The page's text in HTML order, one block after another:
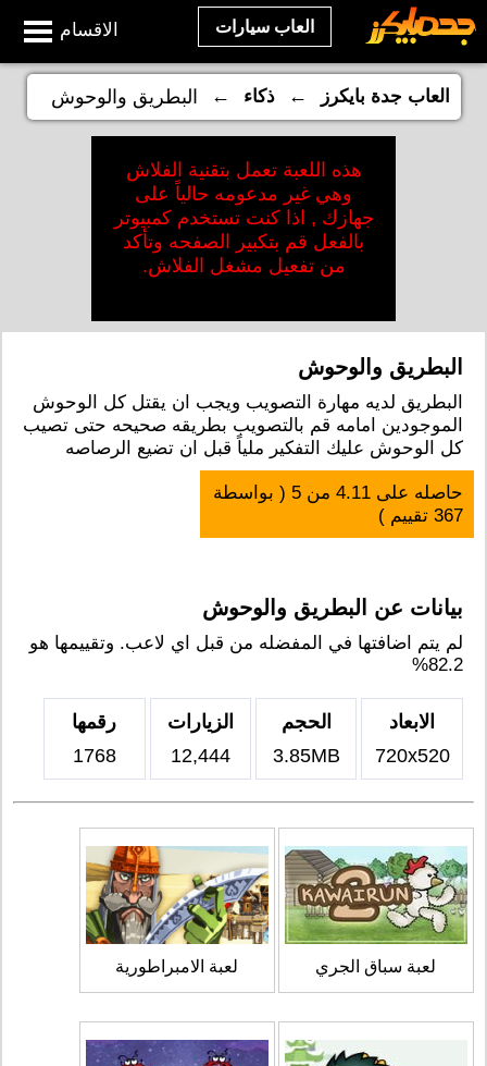
الاقسام العاب سيارات
العاب جدة بايكرز ← ذكاء ← البطريق والوحوش
هذه اللعبة تعمل بتقنية الفلاش
وهي غير مدعومه حالياً على
جهازك , اذا كنت تستخدم كمبيوتر
بالفعل قم بتكبير الصفحه وتأكد
من تفعيل مشغل الفلاش.
البطريق والوحوش
البطريق لديه مهارة التصويب ويجب ان يقتل كل الوحوش
الموجودين امامه قم بالتصويب بطريقه صحيحه حتى تصيب
كل الوحوش عليك التفكير ملياً قبل ان تضيع الرصاصه
حاصله على4.11 من5 ( بواسطة
367 تقييم )
بيانات عن البطريق والوحوش
لم يتم اضافتها في المفضله من قبل اي لاعب. وتقييمها هو
82.2%
الابعاد
720x520
الحجم
3.85MB
الزيارات
12,444
رقمها
1768
لعبة سباق الجري لعبة الامبراطورية